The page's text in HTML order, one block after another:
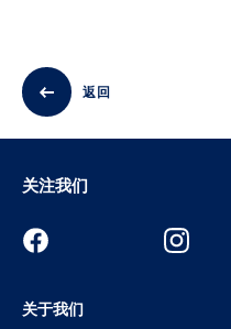
返回
关注我们
关于我们